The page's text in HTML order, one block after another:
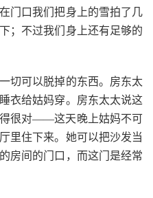
口我们把身上的雪拍了几
；不过我们身上还有足够的
可以脱掉的东西。房东太
衣给姑妈穿。房东太太说这
很对——这天晚上姑妈不可
里住下来。她可以把沙发当
房间的门口，而这门是经常